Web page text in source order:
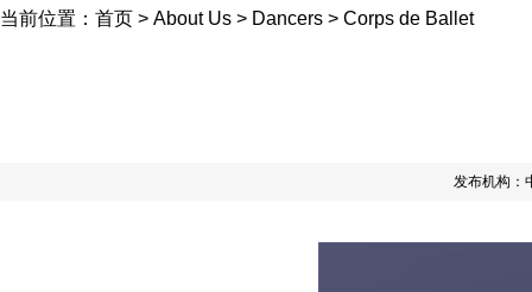
当前位置： 首页 > About Us > Dancers > Corps de Ballet
发布机构：